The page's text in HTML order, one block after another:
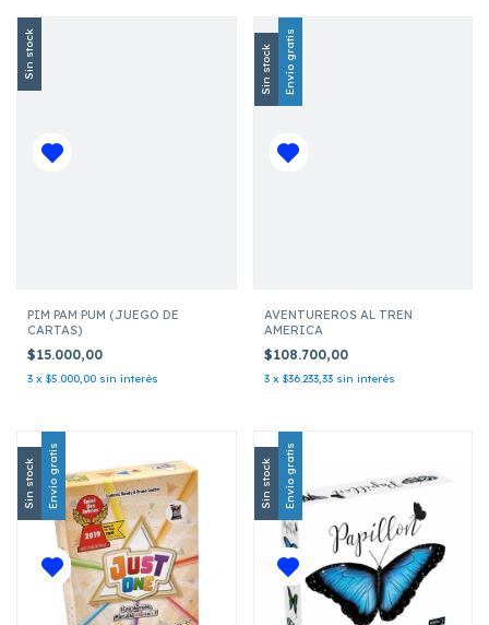
Sin stock
PIM PAM PUM (JUEGO DE
CARTAS)
$15.000,00
3 x $5.000,00 sin interés
Sin stock Envío gratis
AVENTUREROS AL TREN
AMERICA
$108.700,00
3 x $36.233,33 sin interés
Sin stock Envío gratis Sin stock Envío gratis